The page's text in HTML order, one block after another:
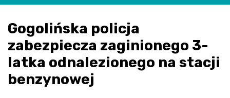
Gogolińska policja
zabezpiecza zaginionego 3-
latka odnalezionego na stacji
benzynowej